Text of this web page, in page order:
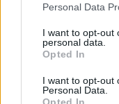
Personal Data
I want to opt-out
personal data.
Opted In
I want to opt-out
Personal Data.